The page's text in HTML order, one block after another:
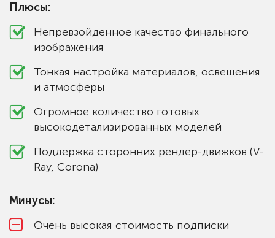
Плюсы:
Непревзойденное качество финального
изображения
Тонкая настройка материалов, освещения
и атмосферы
Огромное количество готовых
высокодетализированных моделей
Поддержка сторонних рендер-движков (V-
Ray, Corona)
Минусы:
Очень высокая стоимость подписки